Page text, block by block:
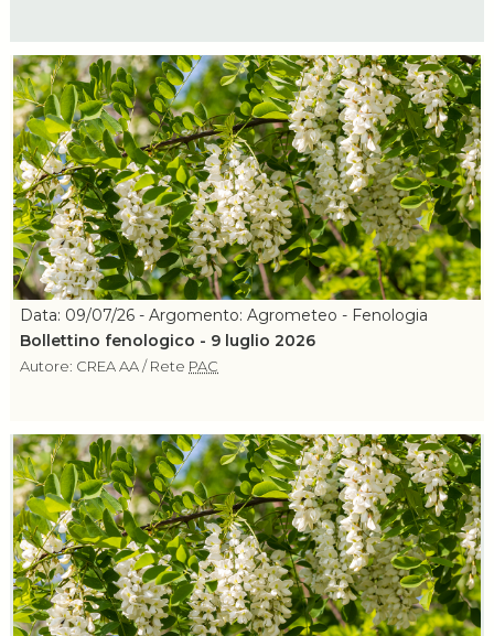
Data: 09/07/26 - Argomento: Agrometeo - Fenologia
Bollettino fenologico - 9 luglio 2026
Autore: CREA AA / Rete PAC